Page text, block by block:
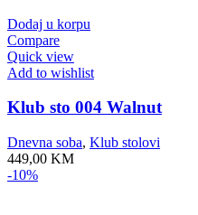
Dodaj u korpu
Compare
Quick view
Add to wishlist
Klub sto 004 Walnut
Dnevna soba, Klub stolovi
449,00 KM
-10%